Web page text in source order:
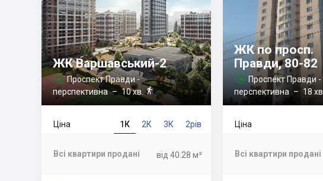
ЖК Варшавський-2

Проспект Правди -
перспективна– 10 хв.
1К 2К 3К 2рів
Ціна
від 40.28 м²
Всі квартири продані
ЖК по просп.
Правди, 80-82

Проспект Правди -
перспективна – 18 хв.
Ціна
Всі квартири продані